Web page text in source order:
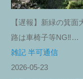
【遅報】新緑の箕
路は車椅子等NG‼︎…
雑記 半可通信
2026-05-23